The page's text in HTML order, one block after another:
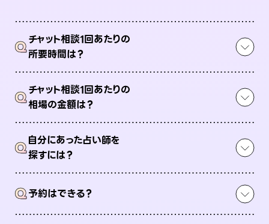
Qチャット相談1回あたりの
所要時間は？
Qチャット相談1回あたりの
相場の金額は？
Q自分にあった占い師を
探すには？
Q予約はできる？